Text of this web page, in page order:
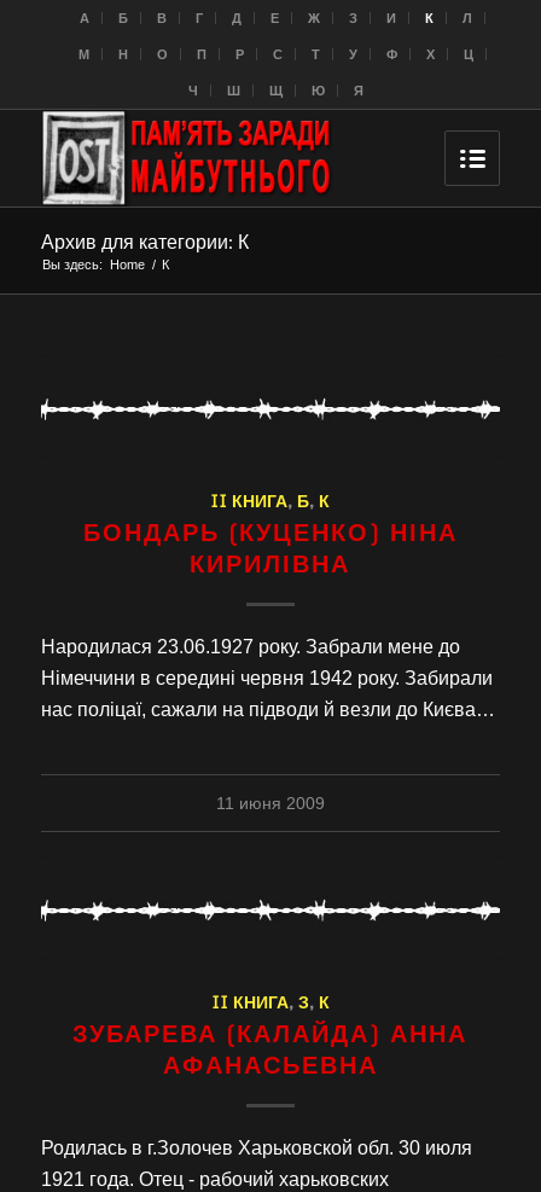
A Б В Г Д Е Ж З И К Л
M Н О П Р С Т У Ф Х Ц
Ч Ш Щ Ю Я
Архив для категории: К
Вы здесь: Home / К
II КНИГА, Б, К
БОНДАРЬ (КУЦЕНКО) НІНА
КИРИЛІВНА
Народилася 23.06.1927 року. Забрали мене до
Німеччини в середині червня 1942 року. Забирали
нас поліцаї, сажали на підводи й везли до Києва…
11 июня 2009
II КНИГА, З, К
ЗУБАРЕВА (КАЛАЙДА) АННА
АФАНАСЬЕВНА
Родилась в г.Золочев Харьковской обл. 30 июля
1921 года. Отец - рабочий харьковских